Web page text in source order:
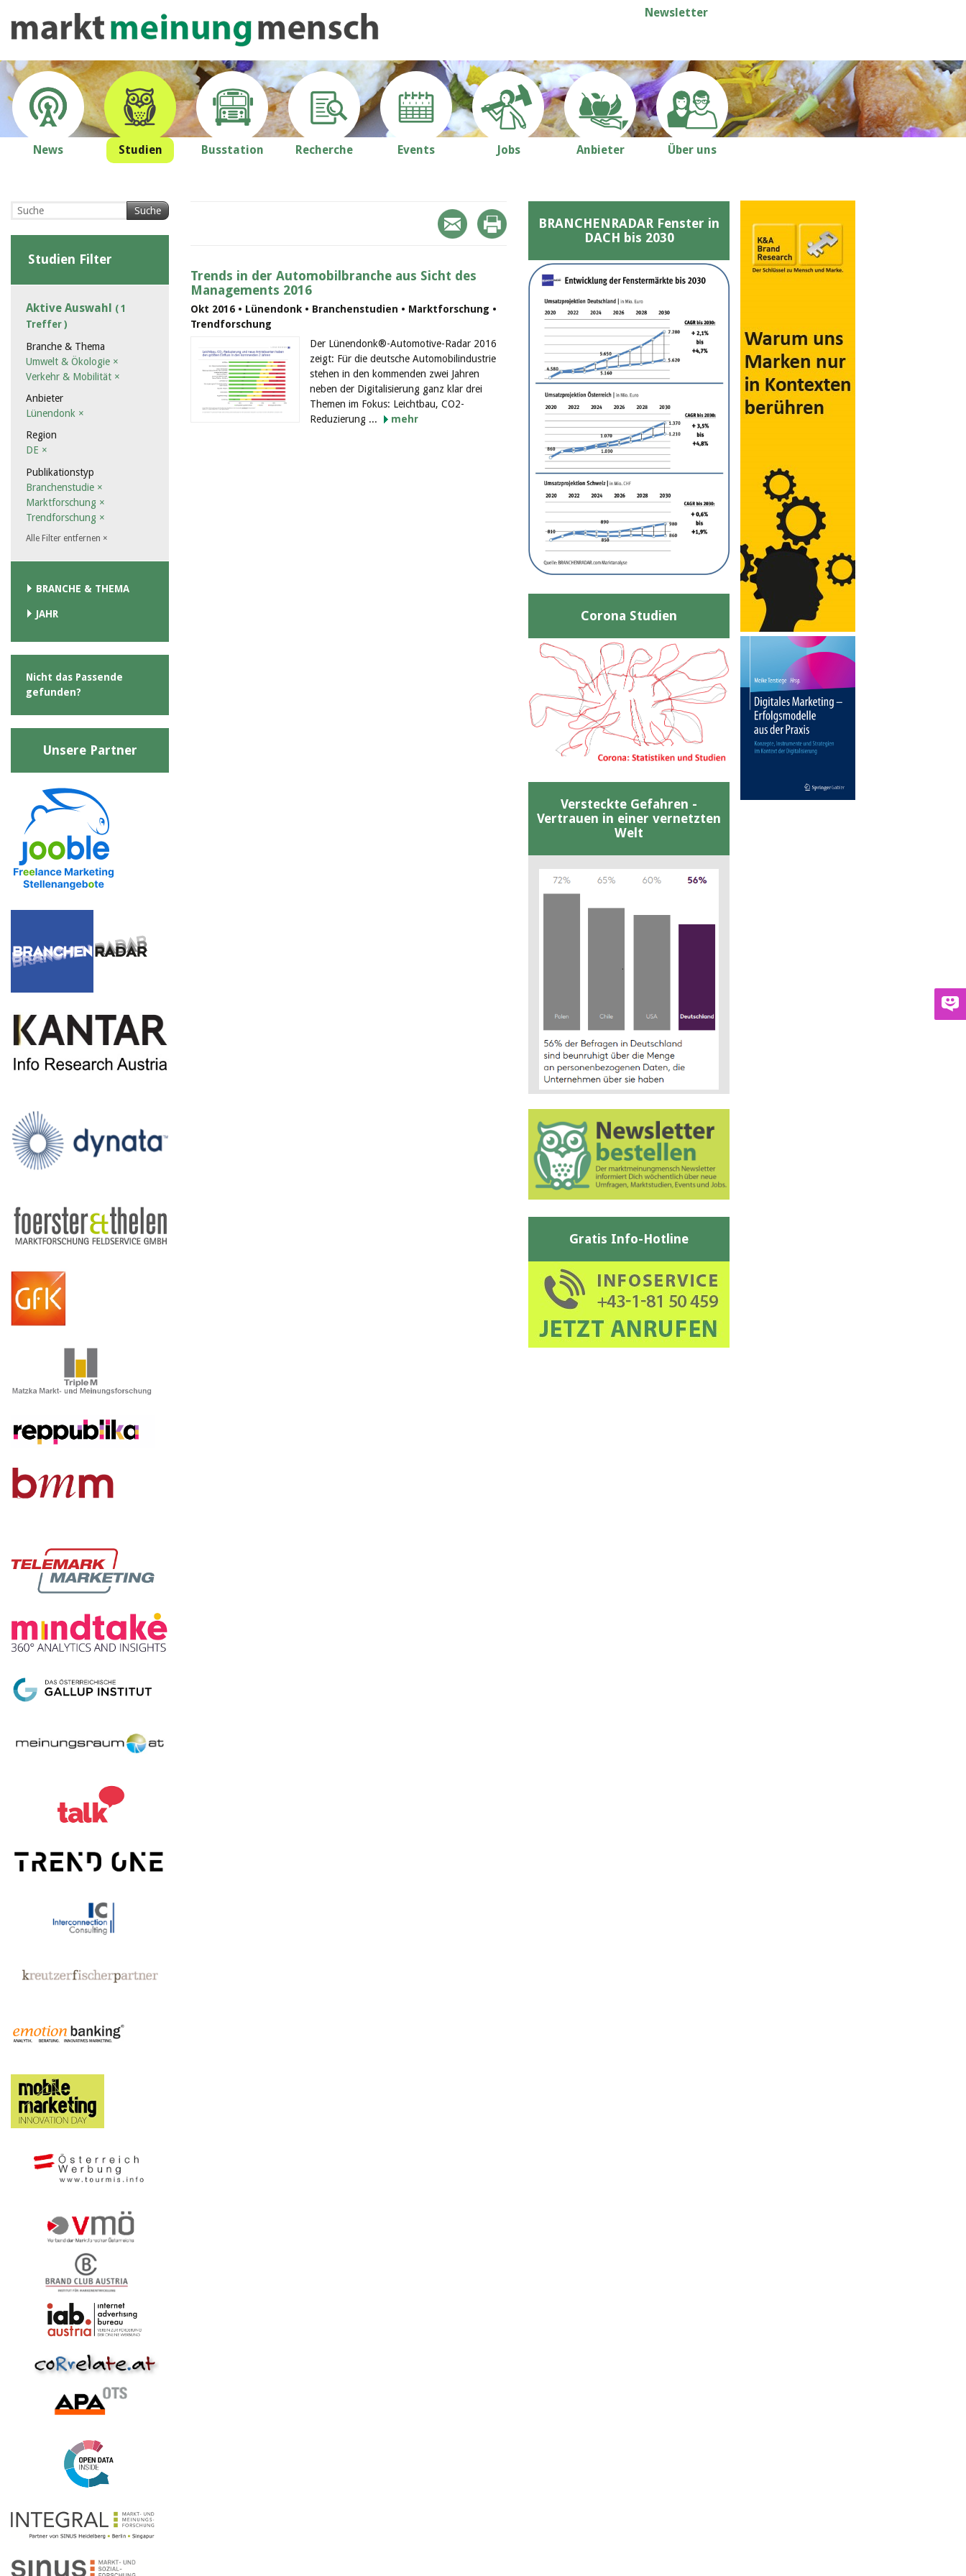
Newsletter
News Studien Busstation Recherche Events Jobs Anbieter Über uns
Trends in der Automobilbranche aus Sicht des
Managements 2016
Okt 2016 • Lünendonk • Branchenstudien • Marktforschung •
Trendforschung
Der Lünendonk®-Automotive-Radar 2016
zeigt: Für die deutsche Automobilindustrie
stehen in den kommenden zwei Jahren
neben der Digitalisierung ganz klar drei
Themen im Fokus: Leichtbau, CO2-
Reduzierung ...
mehr
Suche
Studien Filter
Aktive Auswahl ( 1
Treffer )
Branche & Thema
Umwelt & Ökologie ×
Verkehr & Mobilität ×
Anbieter
Lünendonk ×
Region
DE ×
Publikationstyp
Branchenstudie ×
Marktforschung ×
Trendforschung ×
Alle Filter entfernen ×
BRANCHE & THEMA
JAHR
Nicht das Passende
gefunden?
Unsere Partner
BRANCHENRADAR Fenster in
DACH bis 2030
Corona Studien
Versteckte Gefahren -
Vertrauen in einer vernetzten
Welt
Gratis Info-Hotline